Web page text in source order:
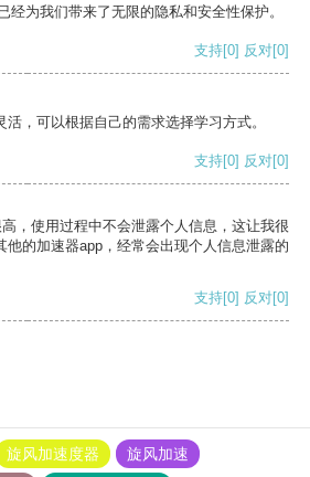
经为我们带来了无限的隐私和安全性保护。
支持[0] 反对[0]
，可以根据自己的需求选择学习方式。
支持[0] 反对[0]
，使用过程中不会泄露个人信息，这让我很
他的加速器app，经常会出现个人信息泄露的
支持[0] 反对[0]
旋风加速度器
旋风加速